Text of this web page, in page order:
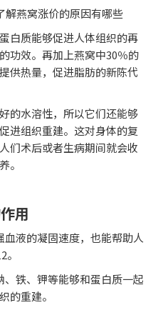
白质能够促进人体组织的再
功效。再加上燕窝中30％的
供热量，促进脂肪的新陈代
的水溶性，所以它们还能够
进组织重建。这对身体的复
们术后或者生病期间就会收
。
用
血液的凝固速度，也能帮助人
铁、钾等能够和蛋白质一起
的重建。